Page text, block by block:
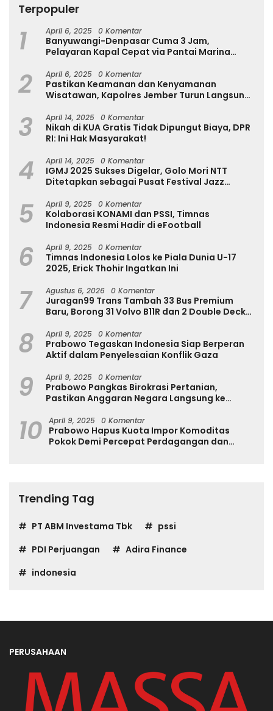
Terpopuler
1 April 6, 2025 0 Komentar
Banyuwangi-Denpasar Cuma 3 Jam,
Pelayaran Kapal Cepat via Pantai Marina
2 April 6, 2025 0 Komentar
Pastikan Keamanan dan Kenyamanan
Wisatawan, Kapolres Jember Turun Langsung
3 April 14, 2025 0 Komentar
Nikah di KUA Gratis Tidak Dipungut Biaya, DPR
RI: Ini Hak Masyarakat!
4 April 14, 2025 0 Komentar
IGMJ 2025 Sukses Digelar, Golo Mori NTT
Ditetapkan sebagai Pusat Festival Jazz
5 April 9, 2025 0 Komentar
Kolaborasi KONAMI dan PSSI, Timnas
Indonesia Resmi Hadir di eFootball
6 April 9, 2025 0 Komentar
Timnas Indonesia Lolos ke Piala Dunia U-17
2025, Erick Thohir Ingatkan Ini
7 Agustus 6, 2026 0 Komentar
Juragan99 Trans Tambah 33 Bus Premium
Baru, Borong 31 Volvo B11R dan 2 Double Decker
8 April 9, 2025 0 Komentar
Prabowo Tegaskan Indonesia Siap Berperan
Aktif dalam Penyelesaian Konflik Gaza
9 April 9, 2025 0 Komentar
Prabowo Pangkas Birokrasi Pertanian,
Pastikan Anggaran Negara Langsung ke
10 April 9, 2025 0 Komentar
Prabowo Hapus Kuota Impor Komoditas
Pokok Demi Percepat Perdagangan dan
Trending Tag
PT ABM Investama Tbk
pssi
PDI Perjuangan
Adira Finance
indonesia
PERUSAHAAN